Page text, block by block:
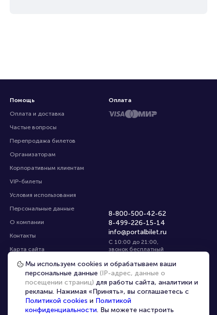
Помощь
Оплата и доставка
Частые вопросы
Перепродажа билетов
Организаторам
Корпоративным клиентам
VIP-билеты
Условия использования
Персональные данные
О компании
Контакты
Карта сайта
Управление cookies
8-800-500-42-62
8-499-226-15-14
info@portalbilet.ru
С 10:00 до 21:00,
звонок бесплатный
Все площадки
Оплата
Главная | Краснодар
Мы используем cookies и обрабатываем ваши
персональные данные (IP-адрес, данные о
посещении страниц) для работы сайта, аналитики и
рекламы. Нажимая «Принять», вы соглашаетесь с
Политикой cookies и Политикой
конфиденциальности. Вы можете настроить